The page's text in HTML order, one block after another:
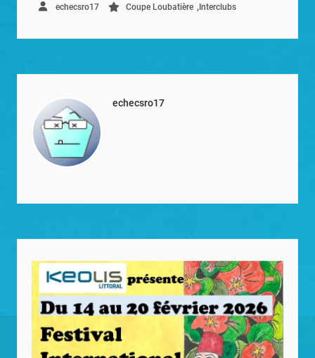
echecsro17 Coupe Loubatière , Interclubs
echecsro17